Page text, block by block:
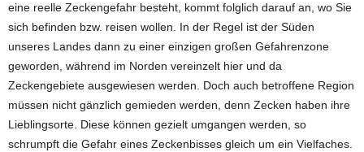
eine reelle Zeckengefahr besteht, kommt folglich darauf an, wo Sie
sich befinden bzw. reisen wollen. In der Regel ist der Süden
unseres Landes dann zu einer einzigen großen Gefahrenzone
geworden, während im Norden vereinzelt hier und da
Zeckengebiete ausgewiesen werden. Doch auch betroffene Region
müssen nicht gänzlich gemieden werden, denn Zecken haben ihre
Lieblingsorte. Diese können gezielt umgangen werden, so
schrumpft die Gefahr eines Zeckenbisses gleich um ein Vielfaches.